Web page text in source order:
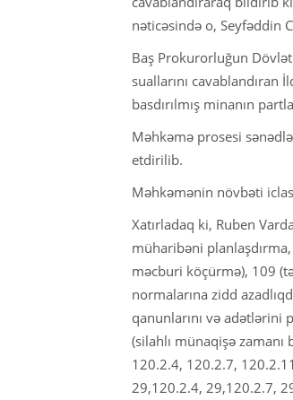
nəticəsində o, Seyfəddin
Baş Prokurorluğun
suallarını
basdırılmış minanın
Məhkəmə prosesi
etdirilib.
Məhkəmənin növbəti
Xatırladaq ki, Ruben
müharibəni
məcburi köçürmə), 109
normalarına zidd
qanunlarını və
(silahlı münaqişə
120.2.4, 120.2.7,
29,120.2.4, 29,120.2.7,